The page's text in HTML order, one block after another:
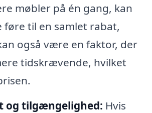
møbler på én gang, kan
føre til en samlet rabat,
også være en faktor, der
tidskrævende, hvilket
og tilgængelighed: Hvis